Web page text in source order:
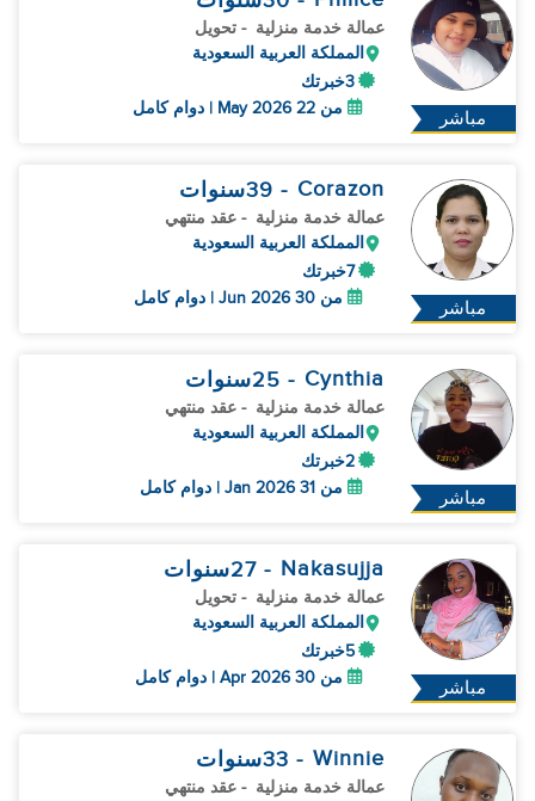
مباشر
عمالة خدمة منزلية - تحويل
المملكة العربية السعودية
3خبرتك
من 22 May 2026 | دوام كامل
مباشر
Corazon
- 39 سنوات
عمالة خدمة منزلية - عقد منتهي
المملكة العربية السعودية
7خبرتك
من 30 Jun 2026 | دوام كامل
مباشر
Cynthia
- 25 سنوات
عمالة خدمة منزلية - عقد منتهي
المملكة العربية السعودية
2خبرتك
من 31 Jan 2026 | دوام كامل
مباشر
Nakasujja
- 27 سنوات
عمالة خدمة منزلية - تحويل
المملكة العربية السعودية
5خبرتك
من 30 Apr 2026 | دوام كامل
Winnie
- 33 سنوات
عمالة خدمة منزلية - عقد منتهي